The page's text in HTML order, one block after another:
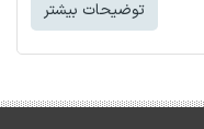
توضیحات بیشتر